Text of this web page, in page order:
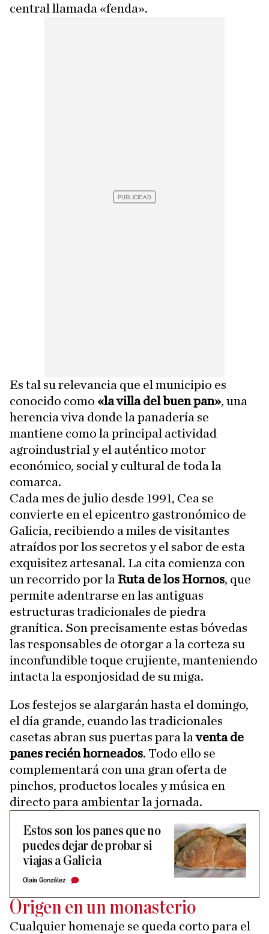
central llamada «fenda».
Es tal su relevancia que el municipio es
conocido como «la villa del buen pan», una
herencia viva donde la panadería se
mantiene como la principal actividad
agroindustrial y el auténtico motor
económico, social y cultural de toda la
comarca.
Cada mes de julio desde 1991, Cea se
convierte en el epicentro gastronómico de
Galicia, recibiendo a miles de visitantes
atraídos por los secretos y el sabor de esta
exquisitez artesanal. La cita comienza con
un recorrido por la Ruta de los Hornos, que
permite adentrarse en las antiguas
estructuras tradicionales de piedra
granítica. Son precisamente estas bóvedas
las responsables de otorgar a la corteza su
inconfundible toque crujiente, manteniendo
intacta la esponjosidad de su miga.
Los festejos se alargarán hasta el domingo,
el día grande, cuando las tradicionales
casetas abran sus puertas para laventa de
panes recién horneados. Todo ello se
complementará con una gran oferta de
pinchos, productos locales y música en
directo para ambientar la jornada.
Estos son los panes que no
puedes dejar de probar si
viajas a Galicia
Olaia González
Origen en un monasterio
Cualquier homenaje se queda corto para el